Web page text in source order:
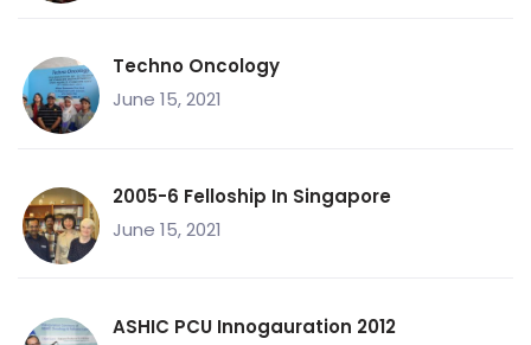
Techno Oncology
June 15, 2021
2005-6 Felloship In Singapore
June 15, 2021
ASHIC PCU Innogauration 2012